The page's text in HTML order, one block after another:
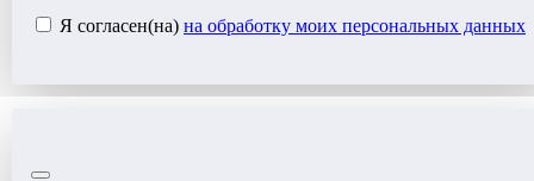
Я согласен(на) на обработку моих персональных данных